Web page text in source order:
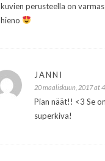
kuvien perusteella on
hieno
JANNI
20 maaliskuun, 2017 at
Pian näät!! <3 Se
superkiva!